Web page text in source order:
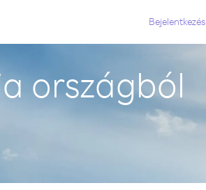
Bejelentkezés
országból